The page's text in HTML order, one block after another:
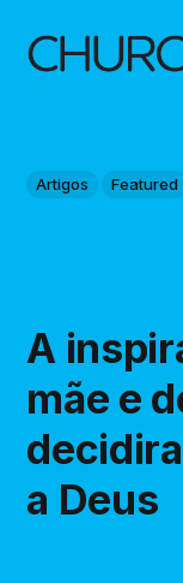
Artigos Featured
A
mãe e
a Deus